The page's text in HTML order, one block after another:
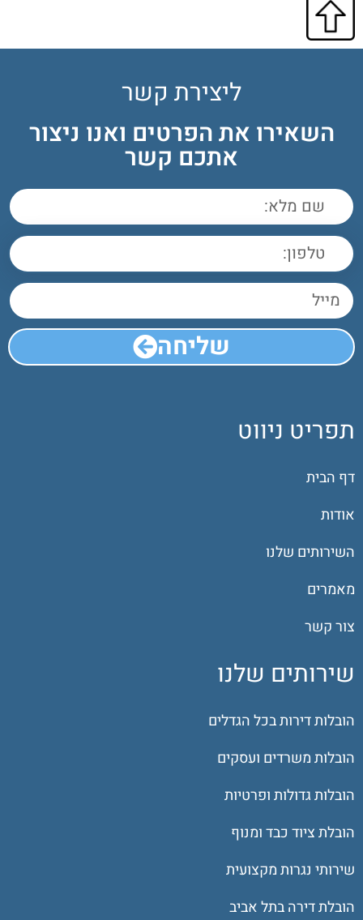
ליצירת קשר
השאירו את הפרטים ואנו ניצור
אתכם קשר
שליחה
תפריט ניווט
דף הבית
אודות
השירותים שלנו
מאמרים
צור קשר
שירותים שלנו
הובלות דירות בכל הגדלים
הובלות משרדים ועסקים
הובלות גדולות ופרטיות
הובלת ציוד כבד ומנוף
שירותי נגרות מקצועית
הובלת דירה בתל אביב